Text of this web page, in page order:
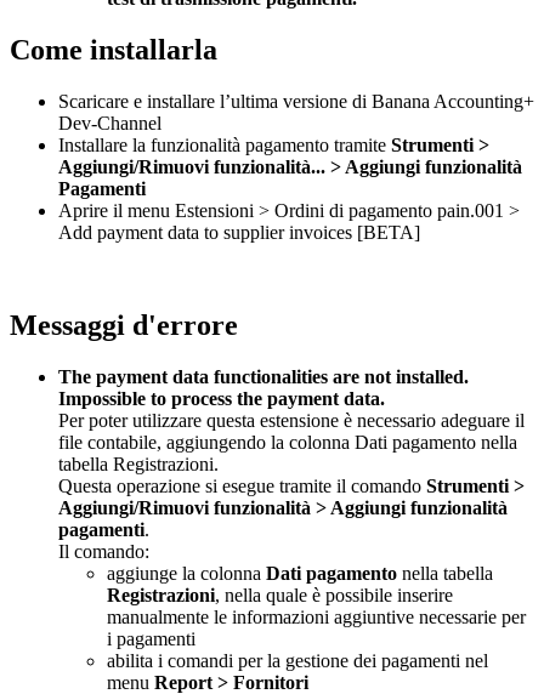
Come installarla
Scaricare e installare l’ultima versione di Banana Accounting+
Dev-Channel
Installare la funzionalità pagamento tramite Strumenti >
Aggiungi/Rimuovi funzionalità... > Aggiungi funzionalità
Pagamenti
Aprire il menu Estensioni > Ordini di pagamento pain.001 >
Add payment data to supplier invoices [BETA]
Messaggi d'errore
The payment data functionalities are not installed.
Impossible to process the payment data.
Per poter utilizzare questa estensione è necessario adeguare il
file contabile, aggiungendo la colonna Dati pagamento nella
tabella Registrazioni.
Questa operazione si esegue tramite il comando Strumenti >
Aggiungi/Rimuovi funzionalità > Aggiungi funzionalità
pagamenti.
Il comando:
aggiunge la colonna Dati pagamento nella tabella
Registrazioni, nella quale è possibile inserire
manualmente le informazioni aggiuntive necessarie per
i pagamenti
abilita i comandi per la gestione dei pagamenti nel
menu Report > Fornitori